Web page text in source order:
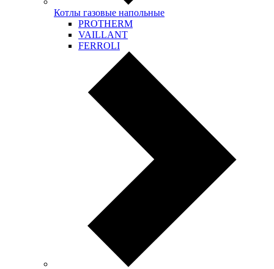
Котлы газовые напольные
PROTHERM
VAILLANT
FERROLI